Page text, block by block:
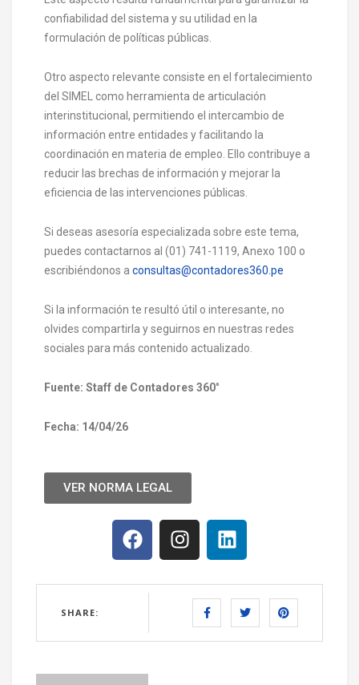
confiabilidad del sistema y su utilidad en la
formulación de políticas públicas.
Otro aspecto relevante consiste en el fortalecimiento
del SIMEL como herramienta de articulación
interinstitucional, permitiendo el intercambio de
información entre entidades y facilitando la
coordinación en materia de empleo. Ello contribuye a
reducir las brechas de información y mejorar la
eficiencia de las intervenciones públicas.
Si deseas asesoría especializada sobre este tema,
puedes contactarnos al (01) 741-1119, Anexo 100 o
escribiéndonos a consultas@contadores360.pe
Si la información te resultó útil o interesante, no
olvides compartirla y seguirnos en nuestras redes
sociales para más contenido actualizado.
Fuente: Staff de Contadores 360°
Fecha: 14/04/26
VER NORMA LEGAL
SHARE: